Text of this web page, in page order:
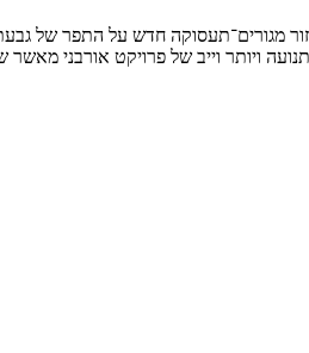
מגורים־תעסוקה חדש על התפר של
ויותר וייב של פרויקט אורבני